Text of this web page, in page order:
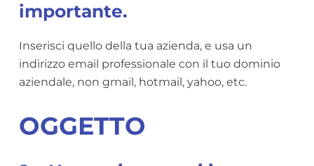
importante.
Inserisci quello della tua azienda, e usa un
indirizzo email professionale con il tuo dominio
aziendale, non gmail, hotmail, yahoo, etc.
OGGETTO